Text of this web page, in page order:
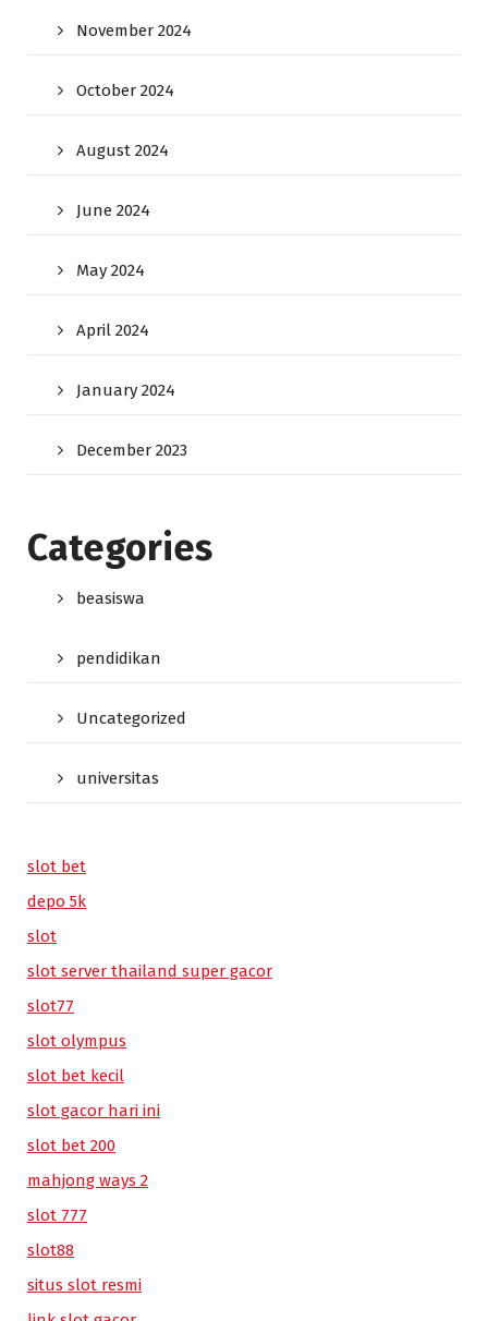
November 2024
October 2024
August 2024
June 2024
May 2024
April 2024
January 2024
December 2023
Categories
beasiswa
pendidikan
Uncategorized
universitas
slot bet
depo 5k
slot
slot server thailand super gacor
slot77
slot olympus
slot bet kecil
slot gacor hari ini
slot bet 200
mahjong ways 2
slot 777
slot88
situs slot resmi